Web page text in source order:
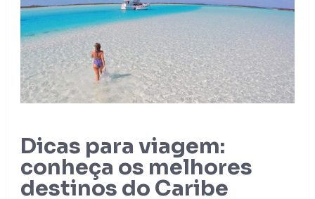
Dicas para viagem:
conheça os melhores
destinos do Caribe